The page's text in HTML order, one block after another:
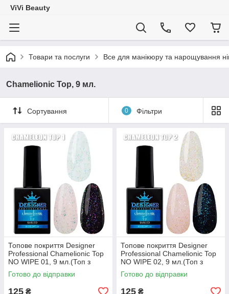
ViVi Beauty
Товари та послуги Все для манікюру та нарощування
Chamelionic Top, 9 мл.
Сортування 0 Фільтри
Топове покриття Designer
Professional Chamelionic Top
NO WIPE 01, 9 мл.(Топ з
поталлю Хамелеон)
Готово до відправки
125 ₴
Топове покриття Designer
Professional Chamelionic Top
NO WIPE 02, 9 мл.(Топ з
поталлю Хамелеон)
Готово до відправки
125 ₴